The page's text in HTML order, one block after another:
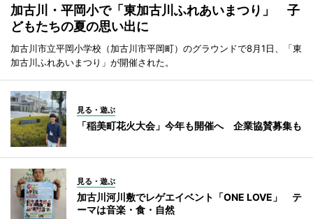
加古川・平岡小で「東加古川ふれあいまつり」 子
どもたちの夏の思い出に
加古川市立平岡小学校（加古川市平岡町）のグラウンドで8月1日、「東
加古川ふれあいまつり」が開催された。
見る・遊ぶ
「稲美町花火大会」今年も開催へ 企業協賛募集も
見る・遊ぶ
加古川河川敷でレゲエイベント「ONE LOVE」 テ
ーマは音楽・食・自然